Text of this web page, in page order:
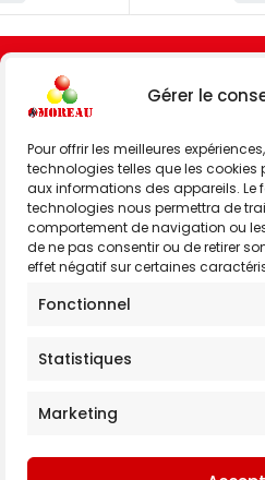
Gérer le
Pour offrir les meilleures
technologies telles que les
aux informations des appareils. Le
technologies nous permettra de
comportement de navigation ou
de ne pas consentir ou de retirer
effet négatif sur certaines
Fonctionnel
Statistiques
Marketing
Rue de
6183
+32 71 45 86 08